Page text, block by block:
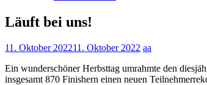
Läuft bei uns!
11. Oktober 202211. Oktober 2022 aa
Ein wunderschöner Herbsttag umrahmte den
insgesamt 870 Finishern einen neuen